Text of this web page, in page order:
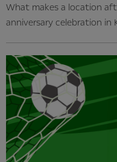
What makes a location
anniversary celebration in